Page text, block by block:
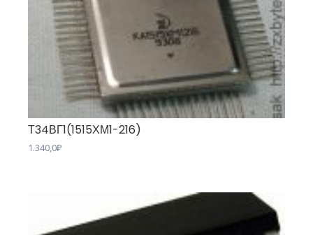
Т34ВГ1(1515ХМ1-216)
1.340,0₽